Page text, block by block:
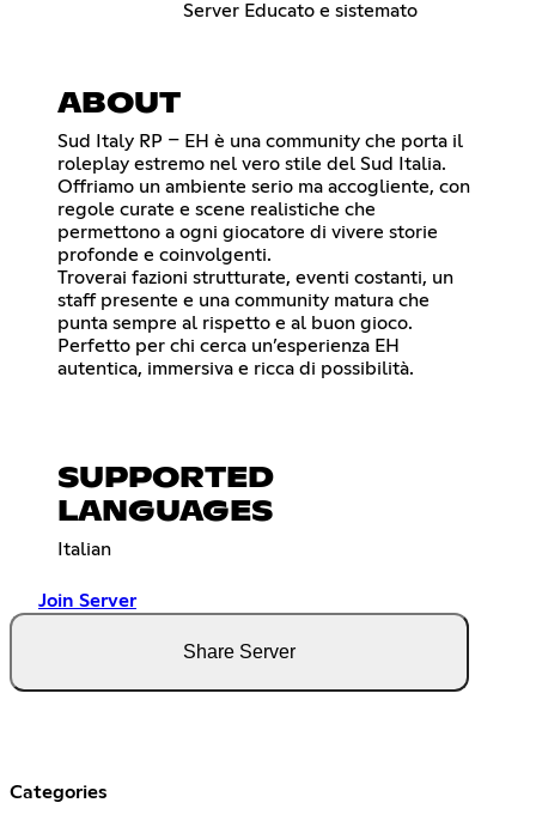
Server Educato e sistemato
ABOUT
Sud Italy RP – EH è una community che porta il
roleplay estremo nel vero stile del Sud Italia.
Offriamo un ambiente serio ma accogliente, con
regole curate e scene realistiche che
permettono a ogni giocatore di vivere storie
profonde e coinvolgenti.
Troverai fazioni strutturate, eventi costanti, un
staff presente e una community matura che
punta sempre al rispetto e al buon gioco.
Perfetto per chi cerca un’esperienza EH
autentica, immersiva e ricca di possibilità.
SUPPORTED
LANGUAGES
Italian
Join Server
Share Server
Categories